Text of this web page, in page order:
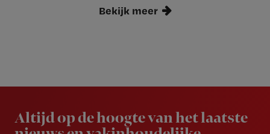
Bekijk meer
Altijd op de hoogte van het laatste